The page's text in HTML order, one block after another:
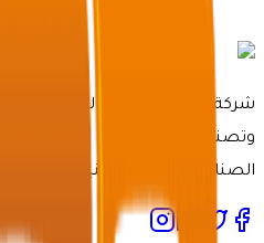
شركة مصنع خدمات الرعاية
وتصنيع أنظمة لوحات كهربائية
الصناعات بأحدث التقنيات وخبرة لا